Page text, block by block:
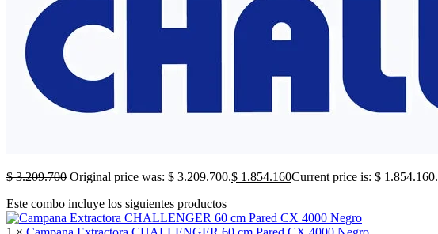
$3.209.700 Original price was: $ 3.209.700.$ 1.854.160Current price is: $ 1.854.160.
Este combo incluye los siguientes productos